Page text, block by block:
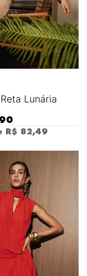
Lunária
90
R$ 82,49